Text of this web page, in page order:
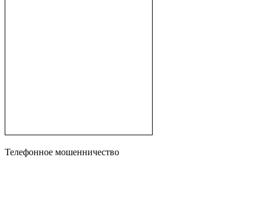
Телефонное мошенничество